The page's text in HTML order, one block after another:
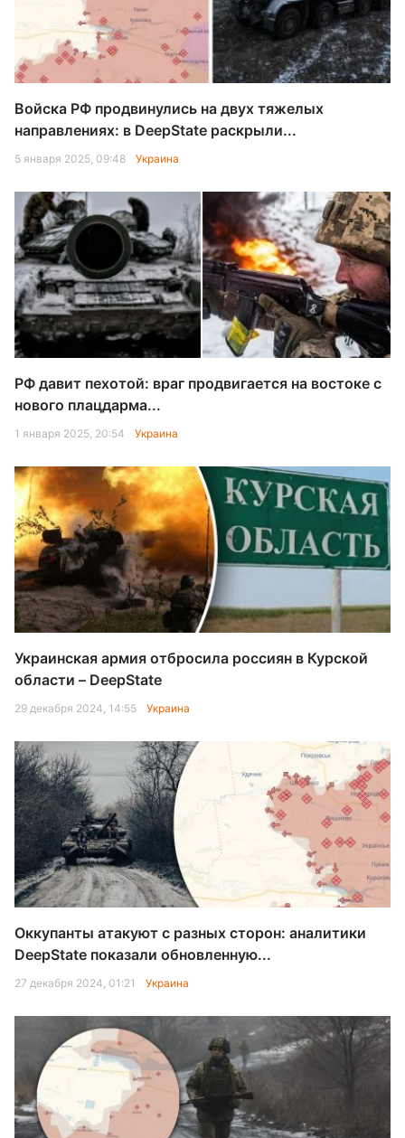
Войска РФ продвинулись на двух тяжелых
направлениях: в DeepState раскрыли...
5 января 2025, 09:48 Украина
РФ давит пехотой: враг продвигается на востоке с
нового плацдарма...
1 января 2025, 20:54 Украина
Украинская армия отбросила россиян в Курской
области – DeepState
29 декабря 2024, 14:55 Украина
Оккупанты атакуют с разных сторон: аналитики
DeepState показали обновленную...
27 декабря 2024, 01:21 Украина